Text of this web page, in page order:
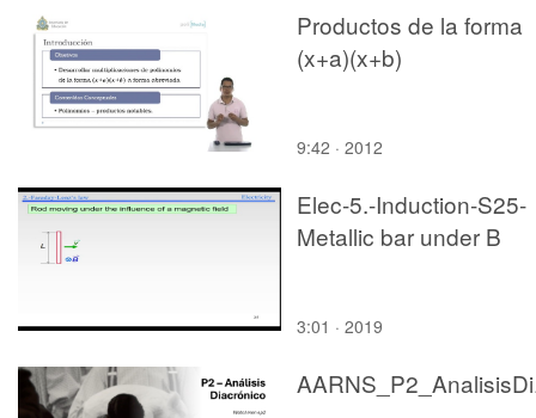
Productos de la forma
(x+a)(x+b)
9:42 · 2012
Elec-5.-Induction-S25-
Metallic bar under B
3:01 · 2019